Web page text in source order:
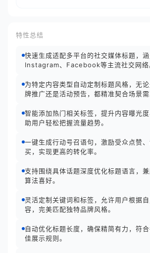
特性总结
快速生成适配多平台的社交媒体标题，涵
Instagram、Facebook等主流社交网络
为特定内容类型自动定制标题风格，无
牌推广还是活动预告，都精准契合场景需
智能添加热门相关标签，提升内容曝光
助用户轻松把握流量趋势。
一键生成行动号召语句，激励受众点赞
买，实现更高的转化率。
支持围绕具体话题深度优化标题语言，
算法喜好。
灵活定制关键词和标签，允许用户根据
容，完美匹配独特品牌风格。
自动优化标题长度，确保精简有力，符
佳展示规则。